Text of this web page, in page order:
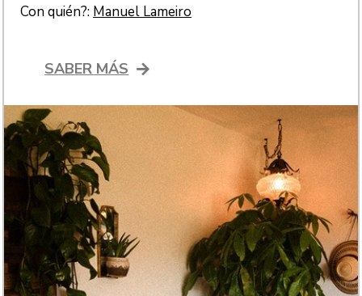
Con quién?: Manuel Lameiro
SABER MÁS